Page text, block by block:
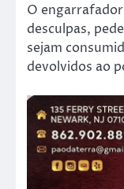
O
desculpas,
sejam
devolvidos ao